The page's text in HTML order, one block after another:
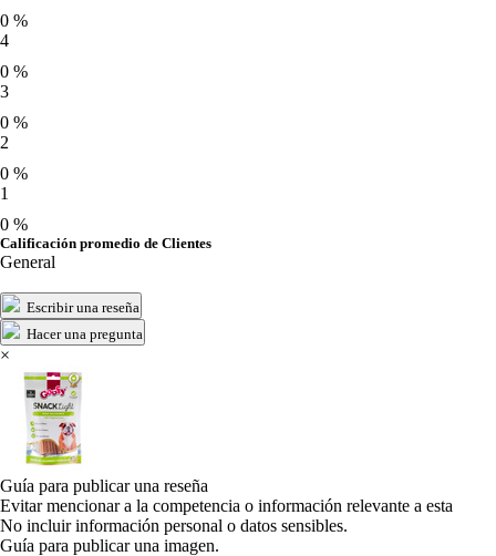
0 %
4
0 %
3
0 %
2
0 %
1
0 %
Calificación promedio de Clientes
General
Escribir una reseña
Hacer una pregunta
×
Guía para publicar una reseña
Evitar mencionar a la competencia o información relevante a esta
No incluir información personal o datos sensibles.
Guía para publicar una imagen.